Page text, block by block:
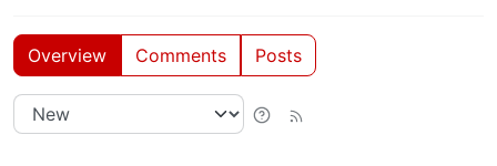
Overview Comments Posts